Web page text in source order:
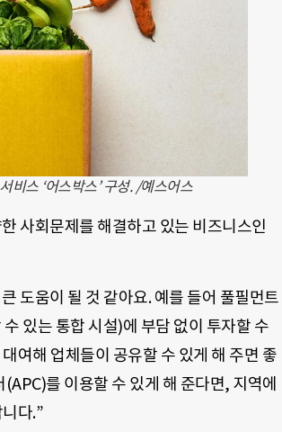
비스 ‘어스박스’ 구성. /예스어스
사회문제를 해결하고 있는 비즈니스인
도움이 될 것 같아요. 예를 들어 풀필먼트
있는 통합 시설)에 부담 없이 투자할 수
여해 업체들이 공유할 수 있게 해 주면 좋
를 이용할 수 있게 해 준다면, 지역에
다.”